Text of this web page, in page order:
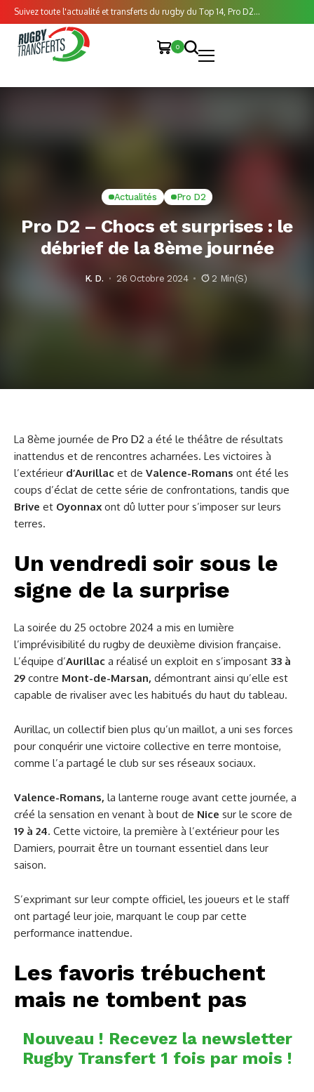
Suivez toute l'actualité et transferts du rugby du Top 14, Pro D2...
0
Actualités Pro D2
Pro D2 – Chocs et surprises : le
débrief de la 8ème journée
K. D. 26 Octobre 2024 2 Min(s)
La 8ème journée de Pro D2 a été le théâtre de résultats
inattendus et de rencontres acharnées. Les victoires à
l’extérieur d’Aurillac et de Valence-Romans ont été les
coups d’éclat de cette série de confrontations, tandis que
Brive et Oyonnax ont dû lutter pour s’imposer sur leurs
terres.
Un vendredi soir sous le
signe de la surprise
La soirée du 25 octobre 2024 a mis en lumière
l’imprévisibilité du rugby de deuxième division française.
L’équipe d’Aurillac a réalisé un exploit en s’imposant 33 à
29 contre Mont-de-Marsan, démontrant ainsi qu’elle est
capable de rivaliser avec les habitués du haut du tableau.
Aurillac, un collectif bien plus qu’un maillot, a uni ses forces
pour conquérir une victoire collective en terre montoise,
comme l’a partagé le club sur ses réseaux sociaux.
Valence-Romans, la lanterne rouge avant cette journée, a
créé la sensation en venant à bout de Nice sur le score de
19 à 24. Cette victoire, la première à l’extérieur pour les
Damiers, pourrait être un tournant essentiel dans leur
saison.
S’exprimant sur leur compte officiel, les joueurs et le staff
ont partagé leur joie, marquant le coup par cette
performance inattendue.
Les favoris trébuchent
mais ne tombent pas
Nouveau ! Recevez la newsletter
Rugby Transfert 1 fois par mois !